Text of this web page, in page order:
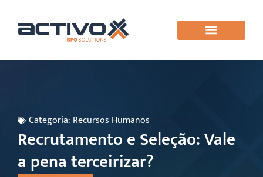
Categoria: Recursos Humanos
Recrutamento e Seleção: Vale
a pena terceirizar?